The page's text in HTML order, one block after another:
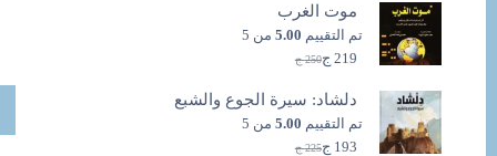
هو:
250 ج.
هو:
234 ج.
موت الغرب
تم التقييم 5.00 من 5
250 ج
السعر
هو:
250 ج.
219 جالسعر
هو:
219 ج.
دلشاد: سيرة الجوع والشبع
تم التقييم 5.00 من 5
225 ج 193 ج